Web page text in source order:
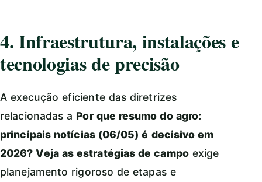
4. Infraestrutura, instalações e
tecnologias de precisão
A execução eficiente das diretrizes
relacionadas a Por que resumo do agro:
principais notícias (06/05) é decisivo em
2026? Veja as estratégias de campoexige
planejamento rigoroso de etapas e